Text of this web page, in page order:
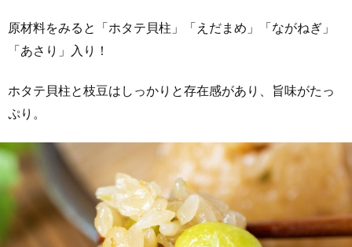
原材料をみると「ホタテ貝柱」「えだまめ」「ながねぎ」
「あさり」入り！
ホタテ貝柱と枝豆はしっかりと存在感があり、旨味がたっ
ぷり。